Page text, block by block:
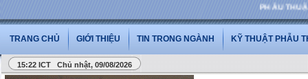
PHẪU THUẬT
TRANG CHỦ GIỚI THIỆU TIN TRONG NGÀNH KỸ THUẬT PHẪU
15:22 ICT Chủ nhật, 09/08/2026